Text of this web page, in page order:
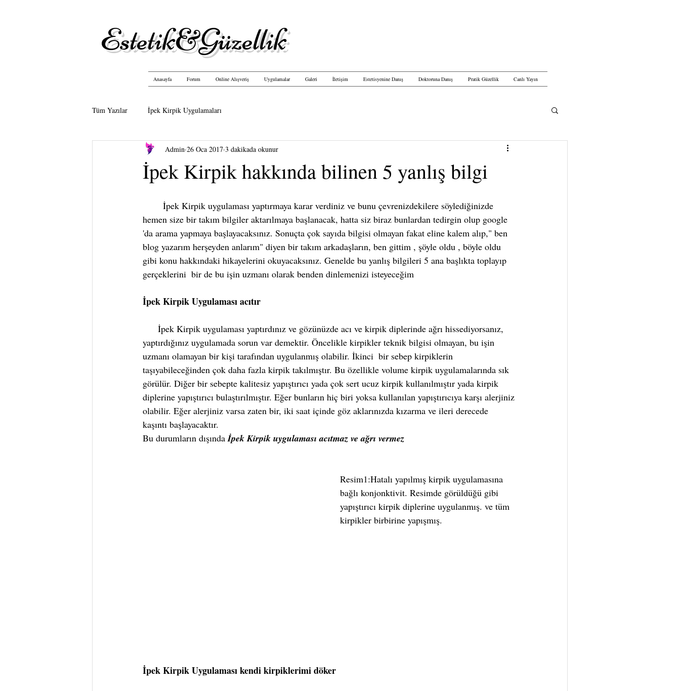
Estetik&Güzellik
Anasayfa Forum Online Alışveriş Uygulamalar Galeri İletişim Estetisyenine Danış Doktoruna Danış Pratik Güzellik Canlı Yayın
Tüm Yazılar İpek Kirpik Uygulamaları
İpek Kirpik hakkında bilinen 5 yanlış bilgi
Admin 26 Oca 2017 3 dakikada okunur
hemen size bir takım bilgiler aktarılmaya başlanacak, hatta siz biraz bunlardan tedirgin olup google
'da arama yapmaya başlayacaksınız. Sonuçta çok sayıda bilgisi olmayan fakat eline kalem alıp," ben
blog yazarım herşeyden anlarım" diyen bir takım arkadaşların, ben gittim , şöyle oldu , böyle oldu
gibi konu hakkındaki hikayelerini okuyacaksınız. Genelde bu yanlış bilgileri 5 ana başlıkta toplayıp
gerçeklerini  bir de bu işin uzmanı olarak benden dinlemenizi isteyeceğim
İpek Kirpik Uygulaması acıtır
yaptırdığınız uygulamada sorun var demektir. Öncelikle kirpikler teknik bilgisi olmayan, bu işin
uzmanı olamayan bir kişi tarafından uygulanmış olabilir. İkinci  bir sebep kirpiklerin
taşıyabileceğinden çok daha fazla kirpik takılmıştır. Bu özellikle volume kirpik uygulamalarında sık
görülür. Diğer bir sebepte kalitesiz yapıştırıcı yada çok sert ucuz kirpik kullanılmıştır yada kirpik
diplerine yapıştırıcı bulaştırılmıştır. Eğer bunların hiç biri yoksa kullanılan yapıştırıcıya karşı alerjiniz
olabilir. Eğer alerjiniz varsa zaten bir, iki saat içinde göz aklarınızda kızarma ve ileri derecede
kaşıntı başlayacaktır.
Bu durumların dışında İpek Kirpik uygulaması acıtmaz ve ağrı vermez
Resim1:Hatalı yapılmış kirpik uygulamasına
bağlı konjonktivit. Resimde görüldüğü gibi
yapıştırıcı kirpik diplerine uygulanmış. ve tüm
kirpikler birbirine yapışmış.
İpek Kirpik Uygulaması kendi kirpiklerimi döker